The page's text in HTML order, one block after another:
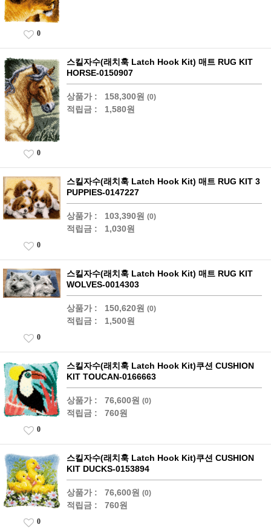
0
스킬자수(래치훅 Latch Hook Kit) 매트 RUG KIT
HORSE-0150907
상품가 : 158,300원 (0)
적립금 : 1,580원
0
스킬자수(래치훅 Latch Hook Kit) 매트 RUG KIT 3
PUPPIES-0147227
상품가 : 103,390원 (0)
적립금 : 1,030원
0
스킬자수(래치훅 Latch Hook Kit) 매트 RUG KIT
WOLVES-0014303
상품가 : 150,620원 (0)
적립금 : 1,500원
0
스킬자수(래치훅 Latch Hook Kit)쿠션 CUSHION
KIT TOUCAN-0166663
상품가 : 76,600원 (0)
적립금 : 760원
0
스킬자수(래치훅 Latch Hook Kit)쿠션 CUSHION
KIT DUCKS-0153894
상품가 : 76,600원 (0)
적립금 : 760원
0